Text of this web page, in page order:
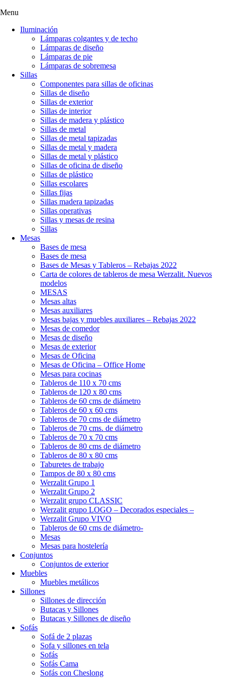
Menu
Iluminación
Lámparas colgantes y de techo
Lámparas de diseño
Lámparas de pie
Lámparas de sobremesa
Sillas
Componentes para sillas de oficinas
Sillas de diseño
Sillas de exterior
Sillas de interior
Sillas de madera y plástico
Sillas de metal
Sillas de metal tapizadas
Sillas de metal y madera
Sillas de metal y plástico
Sillas de oficina de diseño
Sillas de plástico
Sillas escolares
Sillas fijas
Sillas madera tapizadas
Sillas operativas
Sillas y mesas de resina
Sillas
Mesas
Bases de mesa
Bases de mesa
Bases de Mesas y Tableros – Rebajas 2022
Carta de colores de tableros de mesa Werzalit. Nuevos
modelos
MESAS
Mesas altas
Mesas auxiliares
Mesas bajas y muebles auxiliares – Rebajas 2022
Mesas de comedor
Mesas de diseño
Mesas de exterior
Mesas de Oficina
Mesas de Oficina – Office Home
Mesas para cocinas
Tableros de 110 x 70 cms
Tableros de 120 x 80 cms
Tableros de 60 cms de diámetro
Tableros de 60 x 60 cms
Tableros de 70 cms de diámetro
Tableros de 70 cms. de diámetro
Tableros de 70 x 70 cms
Tableros de 80 cms de diámetro
Tableros de 80 x 80 cms
Taburetes de trabajo
Tampos de 80 x 80 cms
Werzalit Grupo 1
Werzalit Grupo 2
Werzalit grupo CLASSIC
Werzalit grupo LOGO – Decorados especiales –
Werzalit Grupo VIVO
Tableros de 60 cms de diámetro-
Mesas
Mesas para hostelería
Conjuntos
Conjuntos de exterior
Muebles
Muebles metálicos
Sillones
Sillones de dirección
Butacas y Sillones
Butacas y Sillones de diseño
Sofás
Sofá de 2 plazas
Sofa y sillones en tela
Sofás
Sofás Cama
Sofás con Cheslong